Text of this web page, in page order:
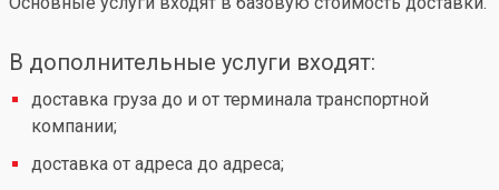
В дополнительные услуги входят:
доставка груза до и от терминала транспортной
компании;
доставка от адреса до адреса;